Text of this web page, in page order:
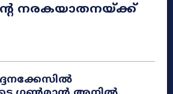
നരകയാതനയ്ക്ക്